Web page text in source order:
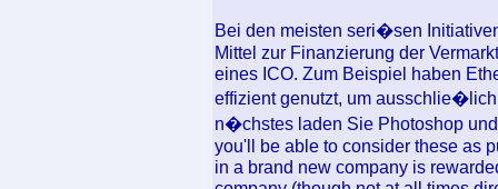
Bei den meisten seri�sen
Mittel zur Finanzierung der
eines ICO. Zum Beispiel haben
effizient genutzt, um
n�chstes laden Sie Photoshop
you'll be able to consider these as
in a brand new company is